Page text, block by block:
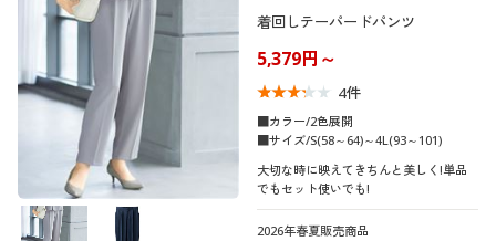
着回しテーパードパンツ
5,379円～
4件
■カラー/2色展開
■サイズ/S(58～64)～4L(93～101)
大切な時に映えてきちんと美しく!単品
でもセット使いでも!
2026年春夏販売商品